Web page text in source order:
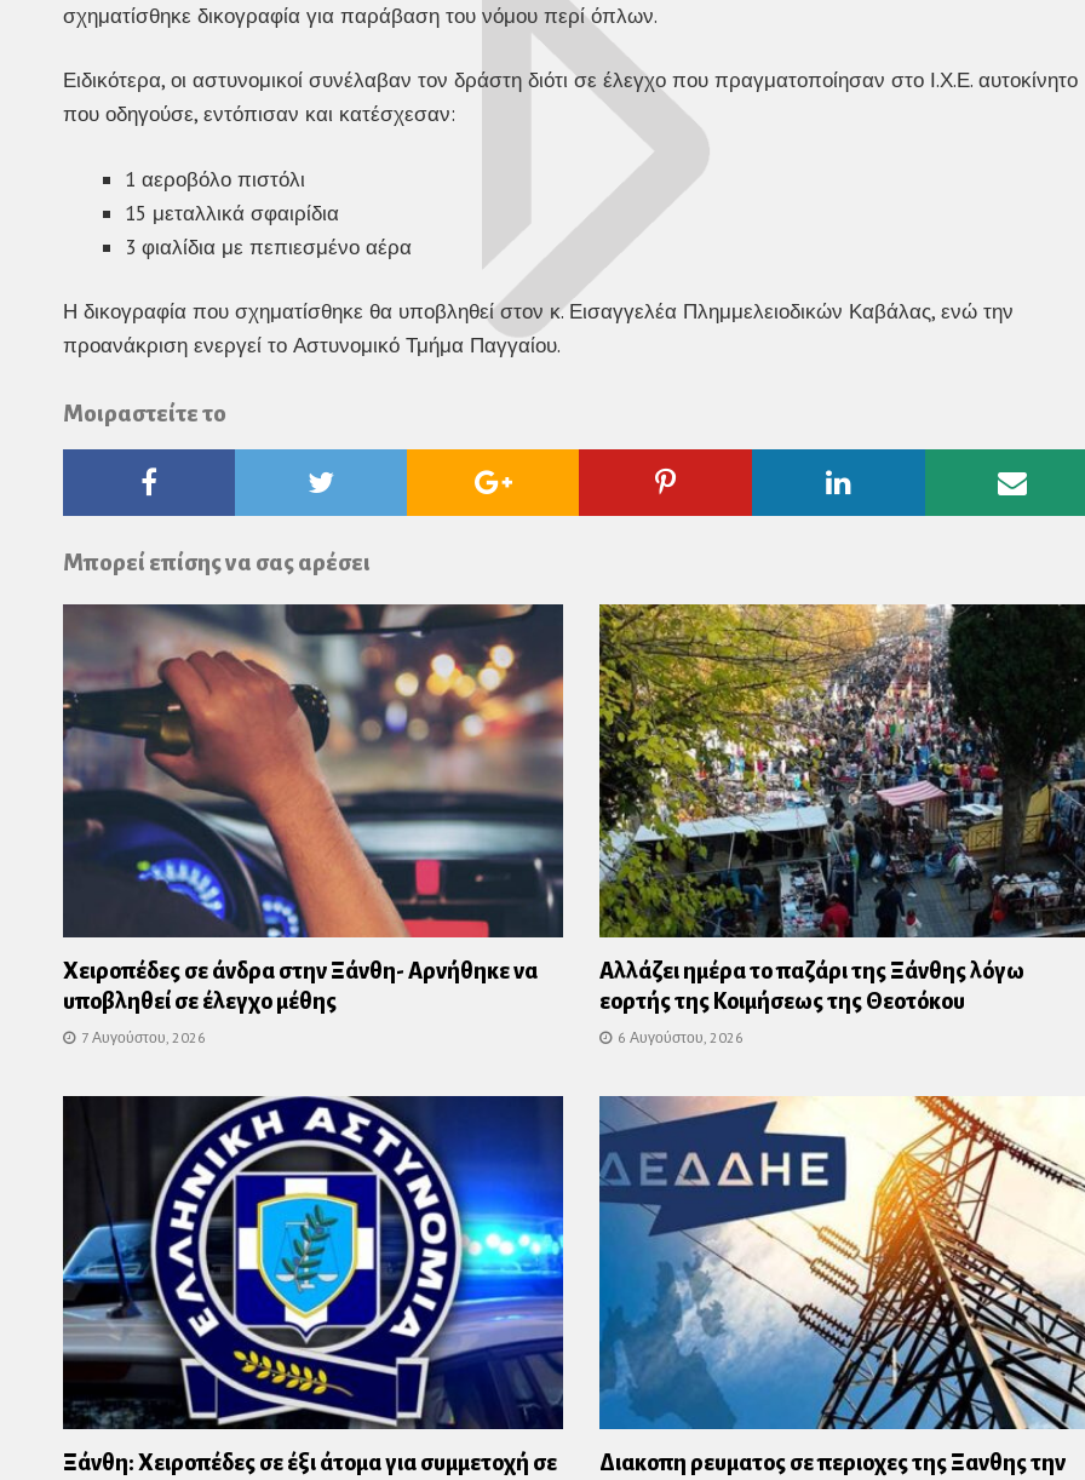
σχηματίσθηκε δικογραφία για παράβαση του νόμου περί όπλων.
Ειδικότερα, οι αστυνομικοί συνέλαβαν τον δράστη διότι σε έλεγχο που πραγματοποίησαν στο Ι.Χ.Ε. αυτοκίνητο
που οδηγούσε, εντόπισαν και κατέσχεσαν:
1 αεροβόλο πιστόλι
15 μεταλλικά σφαιρίδια
3 φιαλίδια με πεπιεσμένο αέρα
Η δικογραφία που σχηματίσθηκε θα υποβληθεί στον κ. Εισαγγελέα Πλημμελειοδικών Καβάλας, ενώ την
προανάκριση ενεργεί το Αστυνομικό Τμήμα Παγγαίου.
Μοιραστείτε το
Twitter
Google
Pinterest Linkedin
Μπορεί επίσης να σας αρέσει
Χειροπέδες σε άνδρα στην Ξάνθη- Αρνήθηκε να
υποβληθεί σε έλεγχο μέθης
7 Αυγούστου, 2026
Αλλάζει ημέρα το παζάρι της Ξάνθης λόγω
εορτής της Κοιμήσεως της Θεοτόκου
6 Αυγούστου, 2026
Ξάνθη: Χειροπέδες σε έξι άτομα για συμμετοχή σε
Διακοπη ρευματος σε περιοχες της Ξανθης την